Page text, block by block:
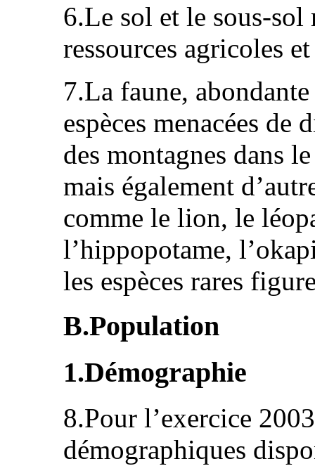
6.Le sol et le sous-sol
ressources agricoles
7.La faune,
espèces menacées
des montagnes dans
mais également
comme le lion, le
l’hippopotame,
les espèces rares
B.Population
1.Démographie
8.Pour l’exercice
démographiques